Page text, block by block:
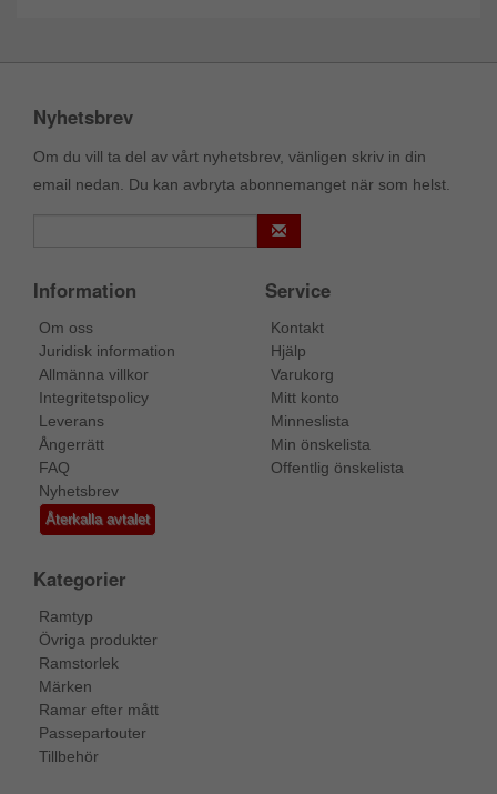
Nyhetsbrev
Om du vill ta del av vårt nyhetsbrev, vänligen skriv in din
email nedan. Du kan avbryta abonnemanget när som helst.
Information
Om oss
Juridisk information
Allmänna villkor
Integritetspolicy
Leverans
Ångerrätt
FAQ
Nyhetsbrev
Återkalla avtalet
Service
Kontakt
Hjälp
Varukorg
Mitt konto
Minneslista
Min önskelista
Offentlig önskelista
Kategorier
Ramtyp
Övriga produkter
Ramstorlek
Märken
Ramar efter mått
Passepartouter
Tillbehör